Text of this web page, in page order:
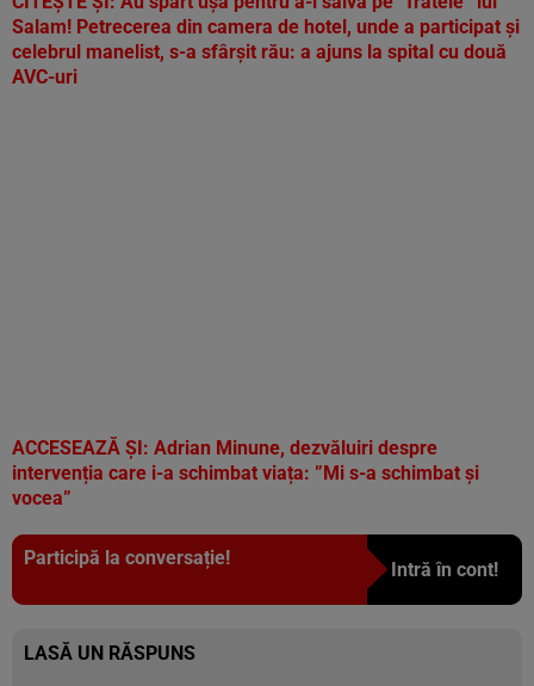
Salam! Petrecerea din camera de hotel, unde a participat și
celebrul manelist, s-a sfârșit rău: a ajuns la spital cu două
AVC-uri
ACCESEAZĂ ȘI: Adrian Minune, dezvăluiri despre
intervenția care i-a schimbat viața: ”Mi s-a schimbat și
vocea”
Participă la conversație!
Intră în cont!
LASĂ UN RĂSPUNS